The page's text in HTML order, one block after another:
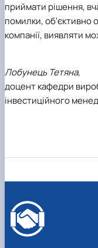
приймати рішення,
помилки, об'єктивно
компанії, виявляти
Лобунець Тетяна,
доцент кафедри
інвестиційного